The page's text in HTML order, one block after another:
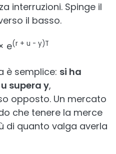
interruzioni. Spinge il
il basso.
e(r + u - y)T
è semplice: si ha
supera y,
opposto. Un mercato
che tenere la merce
di quanto valga averla